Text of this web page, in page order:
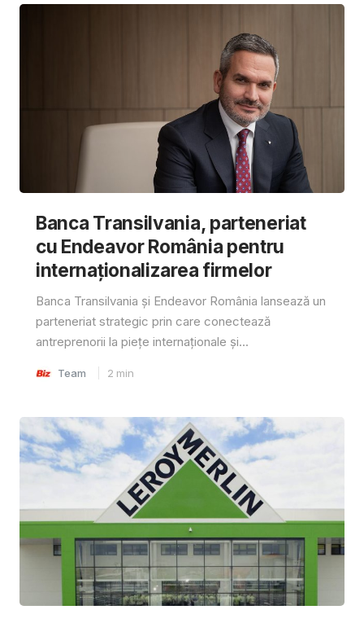
Banca Transilvania, parteneriat
cu Endeavor România pentru
internaționalizarea firmelor
Banca Transilvania și Endeavor România lansează un
parteneriat strategic prin care conectează
antreprenorii la piețe internaționale și...
Team 2 min